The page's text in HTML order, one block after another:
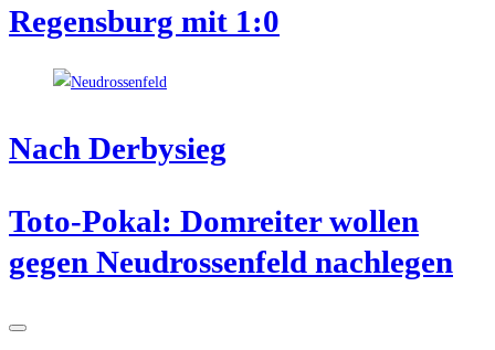
Regens­burg mit 1:0
Nach Der­by­sieg
Toto-Pokal: Dom­rei­ter wol­len
gegen Neu­dros­sen­feld nachlegen